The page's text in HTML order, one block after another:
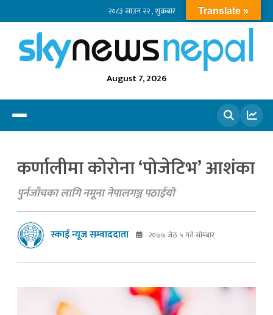
२०८३ साउन २२ , शुक्रबार
August 7, 2026
कर्णालीमा कोरोना ‘पोजेटिभ’ आशंका
पुर्नजाँचका लागि नमूना नेपालगञ्ज पठाईयो
स्काई न्यूज सम्वाददाता २०७७ जेठ ५ गते सोमबार
Translate »